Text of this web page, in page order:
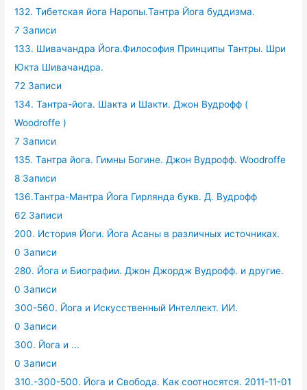
132. Тибетская йога Наропы.Тантра Йога буддизма.
7 Записи
133. Шивачандра Йога.Философия Принципы Тантры. Шри
Юкта Шивачандра.
72 Записи
134. Тантра-йога. Шакта и Шакти. Джон Вудрофф (
Woodroffe )
7 Записи
135. Тантра йога. Гимны Богине. Джон Вудрофф. Woodroffe
8 Записи
136.Тантра-Мантра Йога Гирлянда букв. Д. Вудрофф
62 Записи
200. История Йоги. Йога Асаны в различных источниках.
0 Записи
280. Йога и Биографии. Джон Джордж Вудрофф. и другие.
0 Записи
300-560. Йога и Искусственный Интеллект. ИИ.
0 Записи
300. Йога и ...
0 Записи
310.-300-500. Йога и Свобода. Как соотносятся. 2011-11-01